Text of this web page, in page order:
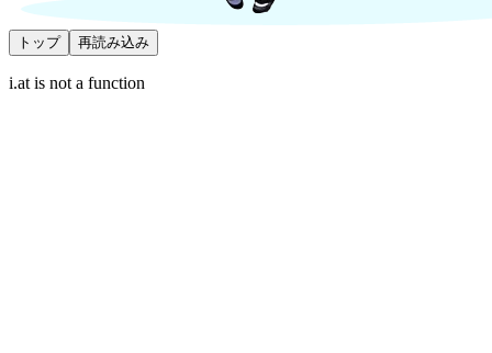
トップ 再読み込み
i.at is not a function